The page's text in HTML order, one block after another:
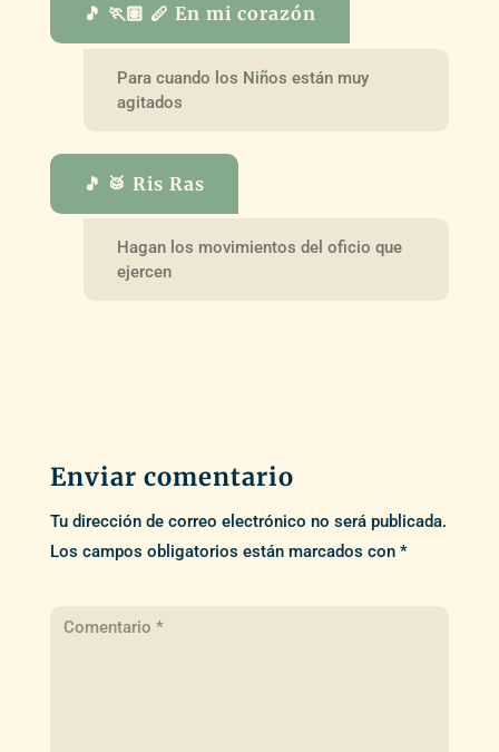
🎵 🏃🏽 🪈 En mi corazón
Para cuando los Niños están muy
agitados
🎵 🥁 Ris Ras
Hagan los movimientos del oficio que
ejercen
Enviar comentario
Tu dirección de correo electrónico no será publicada.
Los campos obligatorios están marcados con *